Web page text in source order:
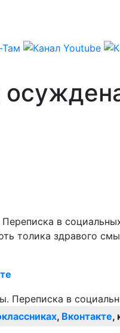
в
толика здравого
, Вконтакте,